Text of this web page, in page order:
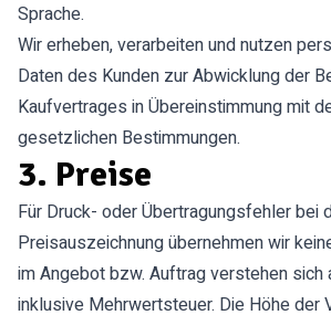
Sprache.
Wir erheben, verarbeiten und nutzen
Daten des Kunden zur Abwicklung der
Kaufvertrages in Übereinstimmung mit
gesetzlichen Bestimmungen.
3. Preise
Für Druck- oder Übertragungsfehler bei
Preisauszeichnung übernehmen wir
im Angebot bzw. Auftrag verstehen
inklusive Mehrwertsteuer. Die Höhe der